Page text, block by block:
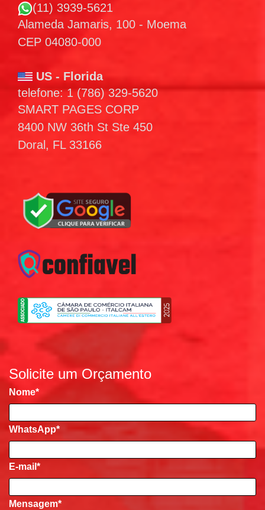
(11) 3939-5621
Alameda Jamaris, 100 - Moema
CEP 04080-000
US - Florida
telefone: 1 (786) 329-5620
SMART PAGES CORP
8400 NW 36th St Ste 450
Doral, FL 33166
Solicite um Orçamento
Nome*
WhatsApp*
E-mail *
Mensagem*